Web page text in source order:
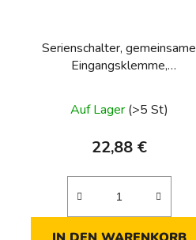
Serienschalter, gemeinsame
Eingangsklemme,
Classic, chrom m
Auf Lager (>5 St)
22,88 €